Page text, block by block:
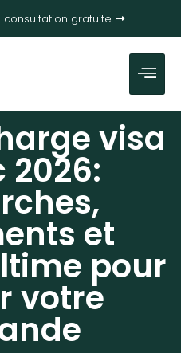
gratuite
visa
2026:
et
pour
votre